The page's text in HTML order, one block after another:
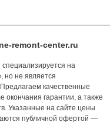
remont-center.ru
на
но не является
качественные
окончания гарантии, а также
Указанные на сайте цены
публичной офертой —